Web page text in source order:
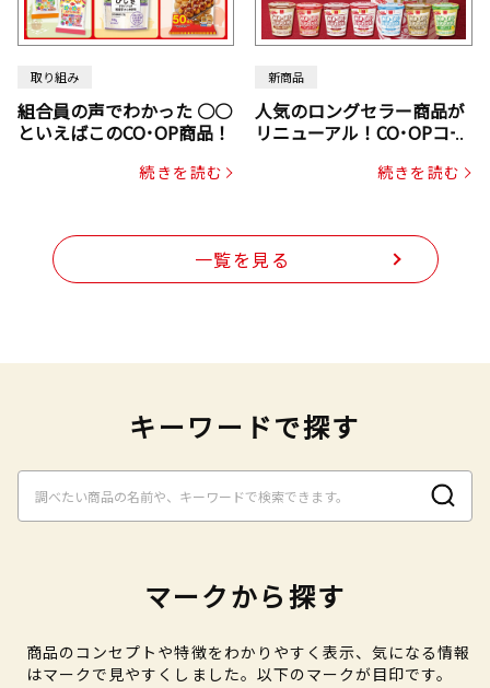
取り組み
組合員の声でわかった ○○
といえばこのCO･OP商品！
続きを読む
新商品
人気のロングセラー商品が
リニューアル！CO･OPコー
続きを読む
一覧を見る
キーワードで探す
マークから探す
商品のコンセプトや特徴をわかりやすく表示、気になる情報
はマークで見やすくしました。以下のマークが目印です。